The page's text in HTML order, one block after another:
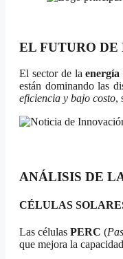
EL FUTURO
El sector de laenergía
están dominando las
eficiencia y bajo costo,
ANÁLISIS DE
CÉLULAS
Las células PERC (
que mejora la